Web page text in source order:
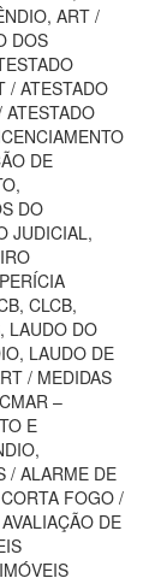
ART /
DOS
/ ATESTADO
DE
DO
JUDICIAL,
CLCB,
LAUDO DO
LAUDO DE
/ MEDIDAS
–
E
/ ALARME DE
FOGO /
DE